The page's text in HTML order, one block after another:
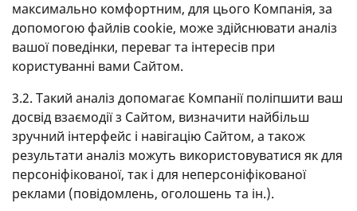
максимально комфортним, для цього Компанія, за
допомогою файлів cookie, може здійснювати аналіз
вашої поведінки, переваг та інтересів при
користуванні вами Сайтом.
3.2. Такий аналіз допомагає Компанії поліпшити ваш
досвід взаємодії з Сайтом, визначити найбільш
зручний інтерфейс і навігацію Сайтом, а також
результати аналіз можуть використовуватися як для
персоніфікованої, так і для неперсоніфікованої
реклами (повідомлень, оголошень та ін.).